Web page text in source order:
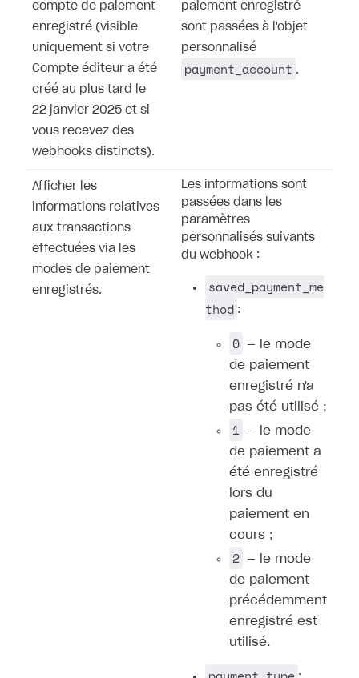
compte de paiement
enregistré (visible
uniquement si votre
Compte éditeur a été
créé au plus tard le
22 janvier 2025 et si
vous recevez des
webhooks distincts).
paiement enregistré
sont passées à l'objet
personnalisé
payment_account .
Afficher les
informations relatives
aux transactions
effectuées via les
modes de paiement
enregistrés.
Les informations sont
passées dans les
paramètres
personnalisés suivants
du webhook :
saved_payment_me
thod :
0
— le mode
de paiement
enregistré n'a
pas été utilisé ;
1
— le mode
de paiement a
été enregistré
lors du
paiement en
cours ;
2
— le mode
de paiement
précédemment
enregistré est
utilisé.